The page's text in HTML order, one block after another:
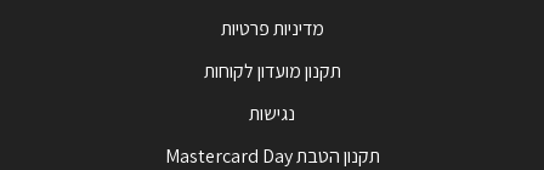
מדיניות פרטיות
תקנון מועדון לקוחות
נגישות
תקנון הטבת Mastercard Day